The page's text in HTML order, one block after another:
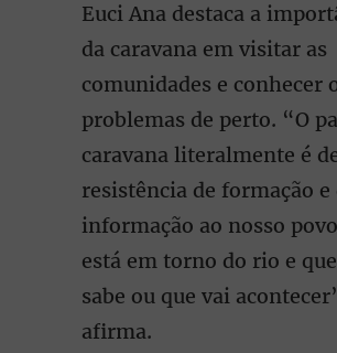
Euci Ana destaca a
da caravana em visitar as
comunidades e conhecer
problemas de perto. “O
caravana literalmente é
resistência de formação e
informação ao nosso
está em torno do rio e
sabe ou que vai
afirma.